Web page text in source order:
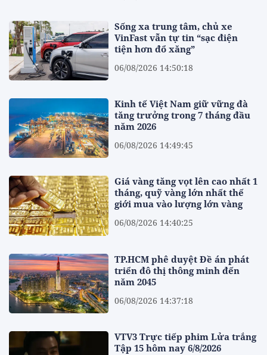
Sống xa trung tâm, chủ xe
VinFast vẫn tự tin “sạc điện
tiện hơn đổ xăng”
06/08/2026 14:50:18
Kinh tế Việt Nam giữ vững đà
tăng trưởng trong 7 tháng đầu
năm 2026
06/08/2026 14:49:45
Giá vàng tăng vọt lên cao nhất 1
tháng, quỹ vàng lớn nhất thế
giới mua vào lượng lớn vàng
06/08/2026 14:40:25
TP.HCM phê duyệt Đề án phát
triển đô thị thông minh đến
năm 2045
06/08/2026 14:37:18
VTV3 Trực tiếp phim Lửa trắng
Tập 15 hôm nay 6/8/2026